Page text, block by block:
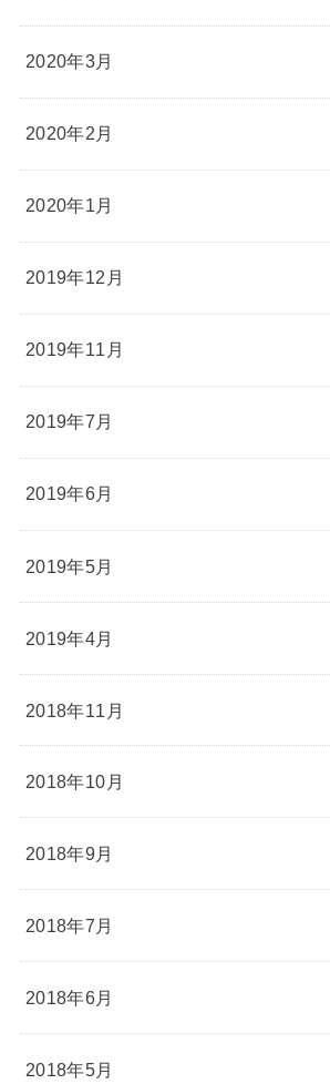
2020年3月
2020年2月
2020年1月
2019年12月
2019年11月
2019年7月
2019年6月
2019年5月
2019年4月
2018年11月
2018年10月
2018年9月
2018年7月
2018年6月
2018年5月